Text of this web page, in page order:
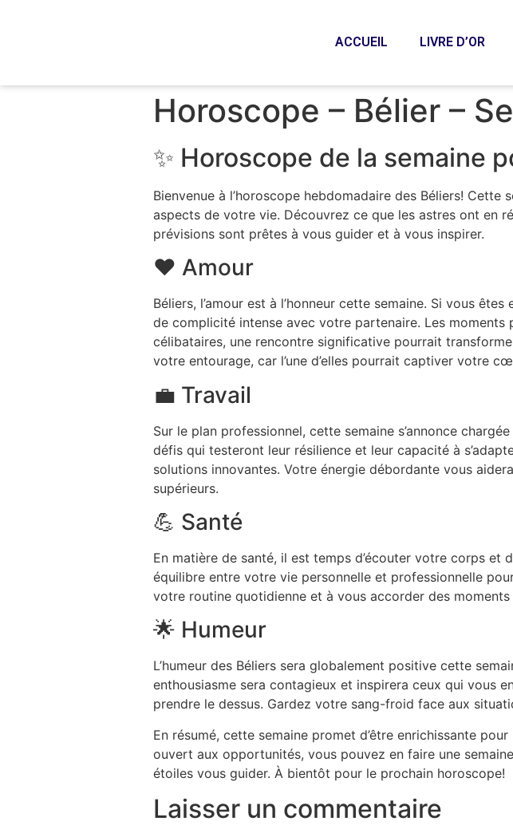
ACCUEIL LIVRE D’OR
Horoscope – Bélier –
✨ Horoscope de la semaine
Bienvenue à l’horoscope hebdomadaire des Béliers!
aspects de votre vie. Découvrez ce que les astres ont en
prévisions sont prêtes à vous guider et à vous inspirer.
❤️ Amour
Béliers, l’amour est à l’honneur cette semaine. Si vous
de complicité intense avec votre partenaire. Les
célibataires, une rencontre significative pourrait
votre entourage, car l’une d’elles pourrait captiver votre
💼 Travail
Sur le plan professionnel, cette semaine s’annonce
défis qui testeront leur résilience et leur capacité à
solutions innovantes. Votre énergie débordante vous
supérieurs.
💪 Santé
En matière de santé, il est temps d’écouter votre corps et
équilibre entre votre vie personnelle et professionnelle
votre routine quotidienne et à vous accorder des
🌟 Humeur
L’humeur des Béliers sera globalement positive cette
enthousiasme sera contagieux et inspirera ceux qui vous
prendre le dessus. Gardez votre sang-froid face aux
En résumé, cette semaine promet d’être enrichissante
ouvert aux opportunités, vous pouvez en faire une
étoiles vous guider. À bientôt pour le prochain horoscope!
Laisser un commentaire